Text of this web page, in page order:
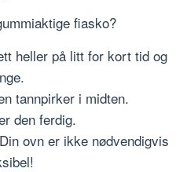
fiasko?
heller på litt for kort tid og
tannpirker i midten.
den ferdig.
ovn er ikke nødvendigvis